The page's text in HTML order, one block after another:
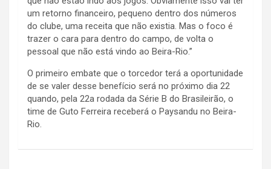
um retorno financeiro, pequeno dentro dos números
do clube, uma receita que não existia. Mas o foco é
trazer o cara para dentro do campo, de volta o
pessoal que não está vindo ao Beira-Rio.”
O primeiro embate que o torcedor terá a oportunidade
de se valer desse benefício será no próximo dia 22
quando, pela 22a rodada da Série B do Brasileirão, o
time de Guto Ferreira receberá o Paysandu no Beira-
Rio.